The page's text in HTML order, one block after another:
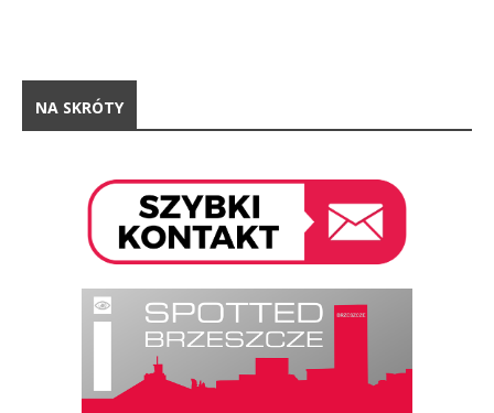
NA SKRÓTY